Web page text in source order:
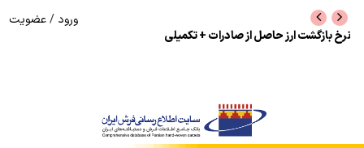
نرخ بازگشت ارز حاصل از صادرات + تکمیلی
ورود /عضویت